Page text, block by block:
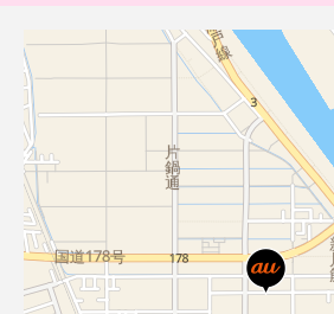
UQ mobile
データチャージサイト